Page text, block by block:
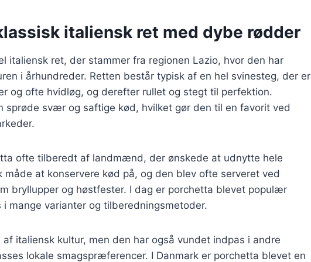
italiensk ret med dybe rødder
italiensk ret, der stammer fra regionen Lazio, hvor den har
i århundreder. Retten består typisk af en hel svinesteg, der er
og ofte hvidløg, og derefter rullet og stegt til perfektion.
sprøde svær og saftige kød, hvilket gør den til en favorit ved
ofte tilberedt af landmænd, der ønskede at udnytte hele
måde at konservere kød på, og den blev ofte serveret ved
bryllupper og høstfester. I dag er porchetta blevet populær
mange varianter og tilberedningsmetoder.
italiensk kultur, men den har også vundet indpas i andre
lokale smagspræferencer. I Danmark er porchetta blevet en